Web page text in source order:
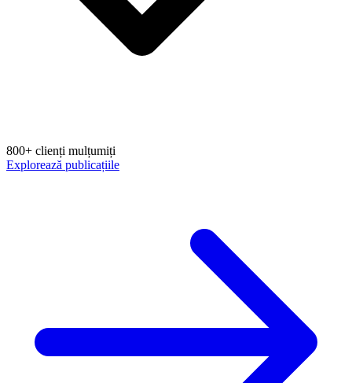
800+ clienți mulțumiți
Explorează publicațiile